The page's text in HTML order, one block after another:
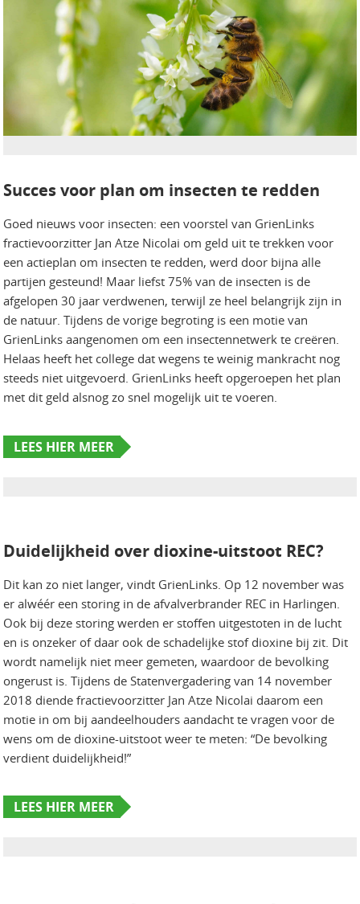
Succes voor plan om insecten te redden
Goed nieuws voor insecten: een voorstel van GrienLinks
fractievoorzitter Jan Atze Nicolai om geld uit te trekken voor
een actieplan om insecten te redden, werd door bijna alle
partijen gesteund! Maar liefst 75% van de insecten is de
afgelopen 30 jaar verdwenen, terwijl ze heel belangrijk zijn in
de natuur. Tijdens de vorige begroting is een motie van
GrienLinks aangenomen om een insectennetwerk te creëren.
Helaas heeft het college dat wegens te weinig mankracht nog
steeds niet uitgevoerd. GrienLinks heeft opgeroepen het plan
met dit geld alsnog zo snel mogelijk uit te voeren.
LEES HIER MEER
Duidelijkheid over dioxine-uitstoot REC?
Dit kan zo niet langer, vindt GrienLinks. Op 12 november was
er alwéér een storing in de afvalverbrander REC in Harlingen.
Ook bij deze storing werden er stoffen uitgestoten in de lucht
en is onzeker of daar ook de schadelijke stof dioxine bij zit. Dit
wordt namelijk niet meer gemeten, waardoor de bevolking
ongerust is. Tijdens de Statenvergadering van 14 november
2018 diende fractievoorzitter Jan Atze Nicolai daarom een
motie in om bij aandeelhouders aandacht te vragen voor de
wens om de dioxine-uitstoot weer te meten: “De bevolking
verdient duidelijkheid!”
LEES HIER MEER